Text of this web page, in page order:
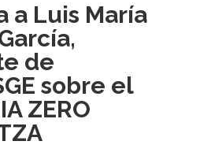
a Luis María
de
sobre el
ZERO